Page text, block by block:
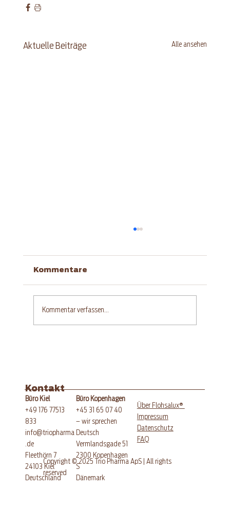
Aktuelle Beiträge Alle ansehen
Kommentare
Kommentar verfassen...
Kontakt
Büro Kiel
+49 176 77513
833
info@triopharma
.de
Fleethörn 7
24103 Kiel
​Deutschland
Büro Kopenhagen
+45 31 65 07 40
– wir sprechen
Deutsch
Vermlandsgade 51
​2300 Kopenhagen
S
Dänemark
Über Flohsalux®
Impressum
Datenschutz
FAQ
Copyright © 2025 Trio Pharma ApS | All rights
reserved